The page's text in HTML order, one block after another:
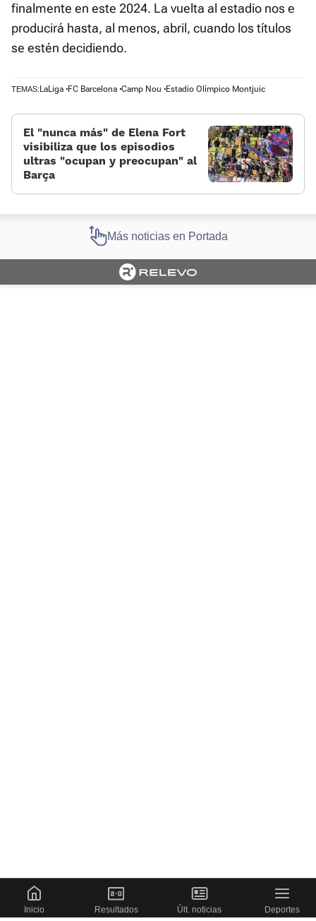
finalmente en este 2024. La vuelta al estadio nos e
producirá hasta, al menos, abril, cuando los títulos
se estén decidiendo.
TEMAS: LaLiga FC Barcelona Camp Nou Estadio Olímpico Montjuic
El «nunca más» de Elena Fort
visibiliza que los episodios
ultras «ocupan y preocupan» al
Barça
Más noticias en Portada
Inicio Resultados Últ. noticias Deportes